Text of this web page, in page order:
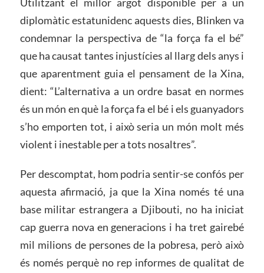
diplomàtic estatunidenc aquests dies, Blinken va
condemnar la perspectiva de “la força fa el bé”
que ha causat tantes injustícies al llarg dels anys i
que aparentment guia el pensament de la Xina,
dient: “L’alternativa a un ordre basat en normes
és un món en què la força fa el bé i els guanyadors
s’ho emporten tot, i això seria un món molt més
violent i inestable per a tots nosaltres”.
Per descomptat, hom podria sentir-se confós per
aquesta afirmació, ja que la Xina només té una
base militar estrangera a Djibouti, no ha iniciat
cap guerra nova en generacions i ha tret gairebé
mil milions de persones de la pobresa, però això
és només perquè no rep informes de qualitat de